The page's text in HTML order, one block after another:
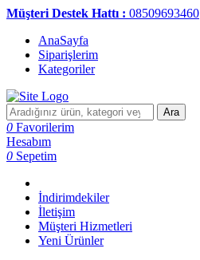
Müşteri Destek Hattı : 08509693460
AnaSayfa
Siparişlerim
Kategoriler
Ara
0 Favorilerim
Hesabım
0 Sepetim
İndirimdekiler
İletişim
Müşteri Hizmetleri
Yeni Ürünler